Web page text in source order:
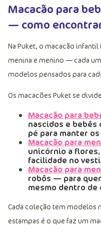
Macacão para
— como
Na Puket, o macacão
menina e menino — cada
modelos pensados para
Os macacões Puket se
Macacão para
nascidos e bebês
pé para manter
Macacão para
unicórnio a
facilidade no
Macacão para
robôs — para
mesmo dentro de
Cada coleção tem modelos
estampas é o que faz um